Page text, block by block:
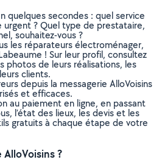
quelques secondes : quel service
urgent ? Quel type de prestataire,
souhaitez-vous ?
les réparateurs électroménager,
! Sur leur profil, consultez
photos de leurs réalisations, les
clients.
depuis la messagerie AlloVoisins
et efficaces.
au paiement en ligne, en passant
l’état des lieux, les devis et les
gratuits à chaque étape de votre
?